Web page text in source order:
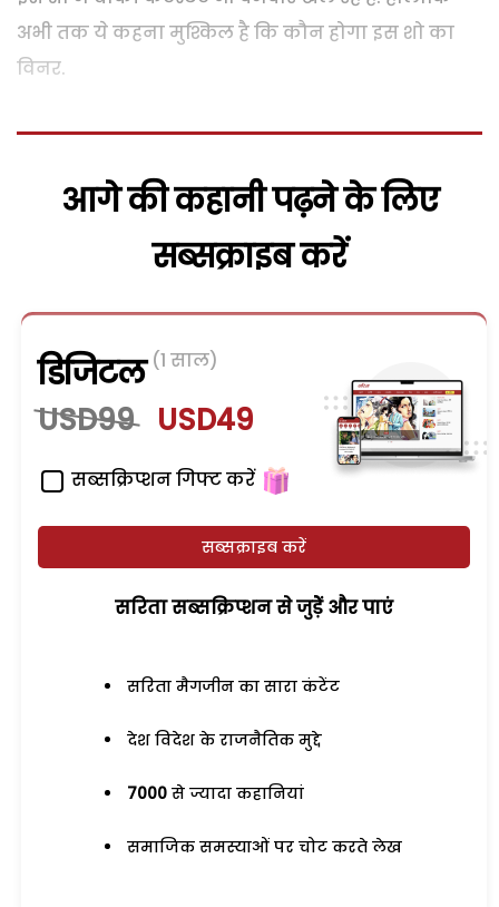
अभी तक ये कहना मुश्किल है कि कौन होगा इस शो का
विनर.
आगे की कहानी पढ़ने के लिए
सब्सक्राइब करें
डिजिटल (1 साल)
USD99 USD49
सब्सक्रिप्शन गिफ्ट करें
सब्सक्राइब करें
सरिता सब्सक्रिप्शन से जुड़ेें और पाएं
सरिता मैगजीन का सारा कंटेंट
देश विदेश के राजनैतिक मुद्दे
7000 से ज्यादा कहानियां
समाजिक समस्याओं पर चोट करते लेख